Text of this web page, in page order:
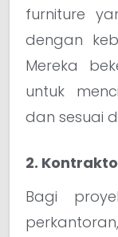
furniture
dengan
Mereka
untuk
dan sesuai
2.
Bagi